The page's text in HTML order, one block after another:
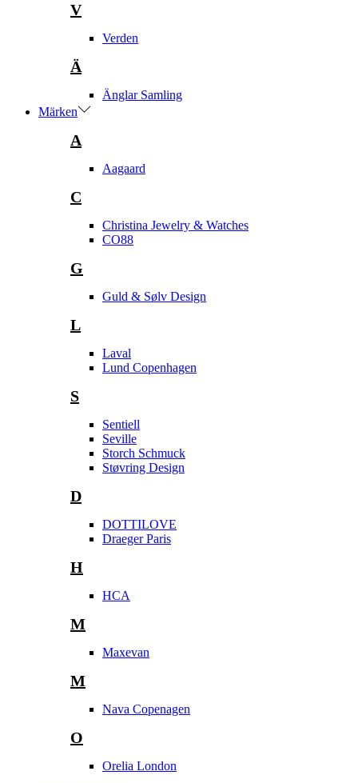
V
Verden
Ä
Änglar Samling
Märken
A
Aagaard
C
Christina Jewelry & Watches
CO88
G
Guld & Sølv Design
L
Laval
Lund Copenhagen
S
Sentiell
Seville
Storch Schmuck
Støvring Design
D
DOTTILOVE
Draeger Paris
H
HCA
M
Maxevan
M
Nava Copenagen
O
Orelia London